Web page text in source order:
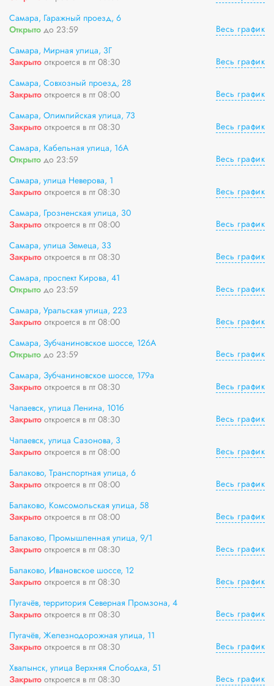
Самара, Гаражный проезд, 6
Открыто до 23:59
Весь график
Самара, Мирная улица, 3Г
Закрыто откроется в пт 08:30
Весь график
Самара, Совхозный проезд, 28
Закрыто откроется в пт 08:00
Весь график
Самара, Олимпийская улица, 73
Закрыто откроется в пт 08:30
Весь график
Самара, Кабельная улица, 16А
Открыто до 23:59
Весь график
Самара, улица Неверова, 1
Закрыто откроется в пт 08:30
Весь график
Самара, Грозненская улица, 30
Закрыто откроется в пт 08:00
Весь график
Самара, улица Земеца, 33
Закрыто откроется в пт 08:30
Весь график
Самара, проспект Кирова, 41
Открыто до 23:59
Весь график
Самара, Уральская улица, 223
Закрыто откроется в пт 08:00
Весь график
Самара, Зубчаниновское шоссе, 126А
Открыто до 23:59
Весь график
Самара, Зубчаниновское шоссе, 179а
Закрыто откроется в пт 08:30
Весь график
Чапаевск, улица Ленина, 101б
Закрыто откроется в пт 08:30
Весь график
Чапаевск, улица Сазонова, 3
Закрыто откроется в пт 08:00
Весь график
Балаково, Транспортная улица, 6
Закрыто откроется в пт 08:00
Весь график
Балаково, Комсомольская улица, 58
Закрыто откроется в пт 08:00
Весь график
Балаково, Промышленная улица, 9/1
Закрыто откроется в пт 08:30
Весь график
Балаково, Ивановское шоссе, 12
Закрыто откроется в пт 08:30
Весь график
Пугачёв, территория Северная Промзона, 4
Закрыто откроется в пт 08:30
Весь график
Пугачёв, Железнодорожная улица, 11
Закрыто откроется в пт 08:30
Весь график
Хвалынск, улица Верхняя Слободка, 51
Закрыто откроется в пт 08:30
Весь график